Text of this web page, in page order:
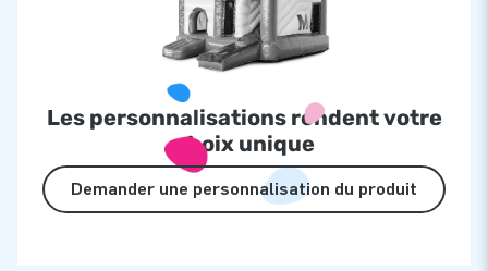
Les personnalisations rendent votre
choix unique
Demander une personnalisation du produit